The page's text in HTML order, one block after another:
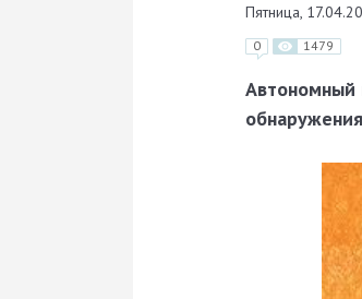
Пятница,
0 1479
Автономный